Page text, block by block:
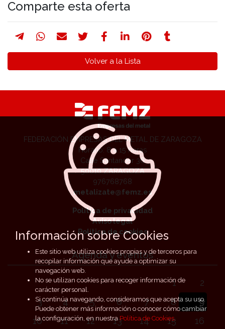
Comparte esta oferta
Volver a la Lista
FEDERACIÓN EMPRESAS DEL METAL DE ZARAGOZA
Horario: 8 a 15 horas
Calle Santander 36
50010 ZARAGOZA
976768768
metalizate@femz.es
Política de privacidad
Aviso legal
Política de cookies
Agenda y eventos
1
2
3
4 5 6 7 8
9
10
11 12 13 14 15 16
Información sobre Cookies
Este sitio web utiliza cookies propias y de terceros para
recopilar información que ayude a optimizar su
navegación web.
No se utilizan cookies para recoger información de
carácter personal.
Si continúa navegando, consideramos que acepta su uso.
Puede obtener más información o conocer cómo cambiar
la configuración, en nuestraPolítica de Cookies.